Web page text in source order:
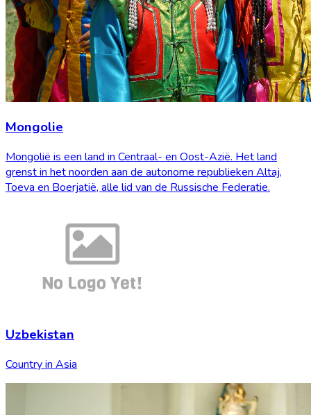
Mongolie
Mongolië is een land in Centraal- en Oost-Azië. Het land
grenst in het noorden aan de autonome republieken Altaj,
Toeva en Boerjatië, alle lid van de Russische Federatie.
Uzbekistan
Country in Asia